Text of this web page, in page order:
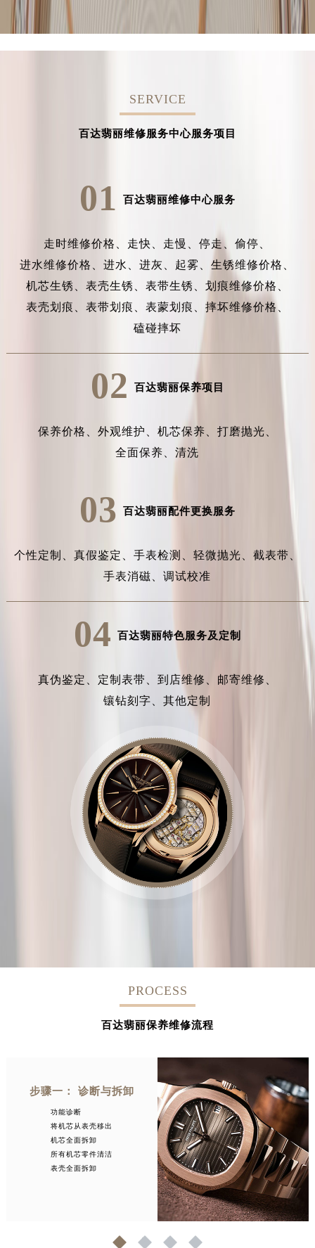
SERVICE
百达翡丽维修服务中心服务项目
01 百达翡丽维修中心服务
走时维修价格、 走快、 走慢、停走、偷停、
进水维修价格、进水、进灰、 起雾、生锈维修价格、
机芯生锈、 表壳生锈、 表带生锈、 划痕维修价格、
表壳划痕、 表带划痕、 表蒙划痕、 摔坏维修价格、
磕碰摔坏
02 百达翡丽保养项目
保养价格、 外观维护、 机芯保养、 打磨抛光、
全面保养、清洗
03 百达翡丽配件更换服务
个性定制、 真假鉴定、 手表检测、 轻微抛光、 截表带、
手表消磁、调试校准
04 百达翡丽特色服务及定制
真伪鉴定、 定制表带、 到店维修、 邮寄维修、
镶钻刻字、其他定制
PROCESS
百达翡丽保养维修流程
步骤一： 诊断与拆卸
功能诊断
将机芯从表壳移出
机芯全面拆卸
所有机芯零件清洁
表壳全面拆卸
1 2 3 4